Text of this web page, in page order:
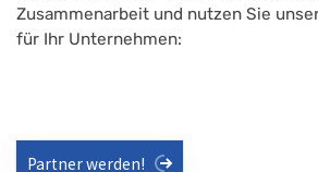
Zusammenarbeit und nutzen Sie
für Ihr Unternehmen:
Partner werden!